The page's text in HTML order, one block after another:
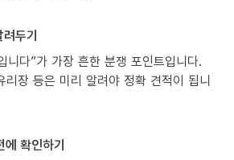
두기
니다”가 가장 흔한 분쟁 포인트입니다.
리장 등은 미리 알려야 정확 견적이 됩니
확인하기